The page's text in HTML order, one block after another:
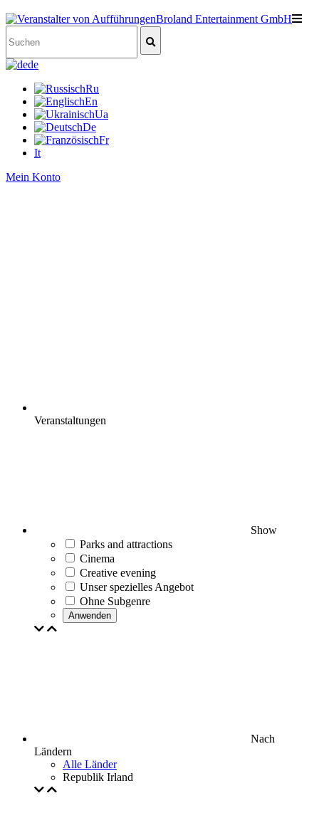
de
Ru
En
Ua
De
Fr
It
Mein Konto
Veranstaltungen
Show
Parks and attractions
Cinema
Creative evening
Unser spezielles Angebot
Ohne Subgenre
Anwenden
Nach
Ländern
Alle Länder
Republik Irland